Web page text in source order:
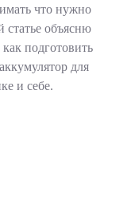
что нужно
статье объясню
подготовить
для
и себе.